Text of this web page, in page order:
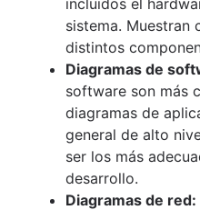
sistema. Muestran
distintos
Diagramas de
software son más
diagramas de
general de alto
ser los más
desarrollo.
Diagramas de red: